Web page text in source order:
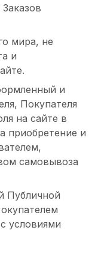
мира, не
и
и
Покупателя
на сайте в
приобретение и
самовывоза
Публичной
условиями